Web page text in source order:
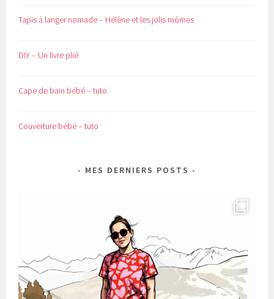
Tapis à langer nomade – Hélène et les jolis mômes
DIY – Un livre plié
Cape de bain bébé – tuto
Couverture bébé – tuto
MES DERNIERS POSTS